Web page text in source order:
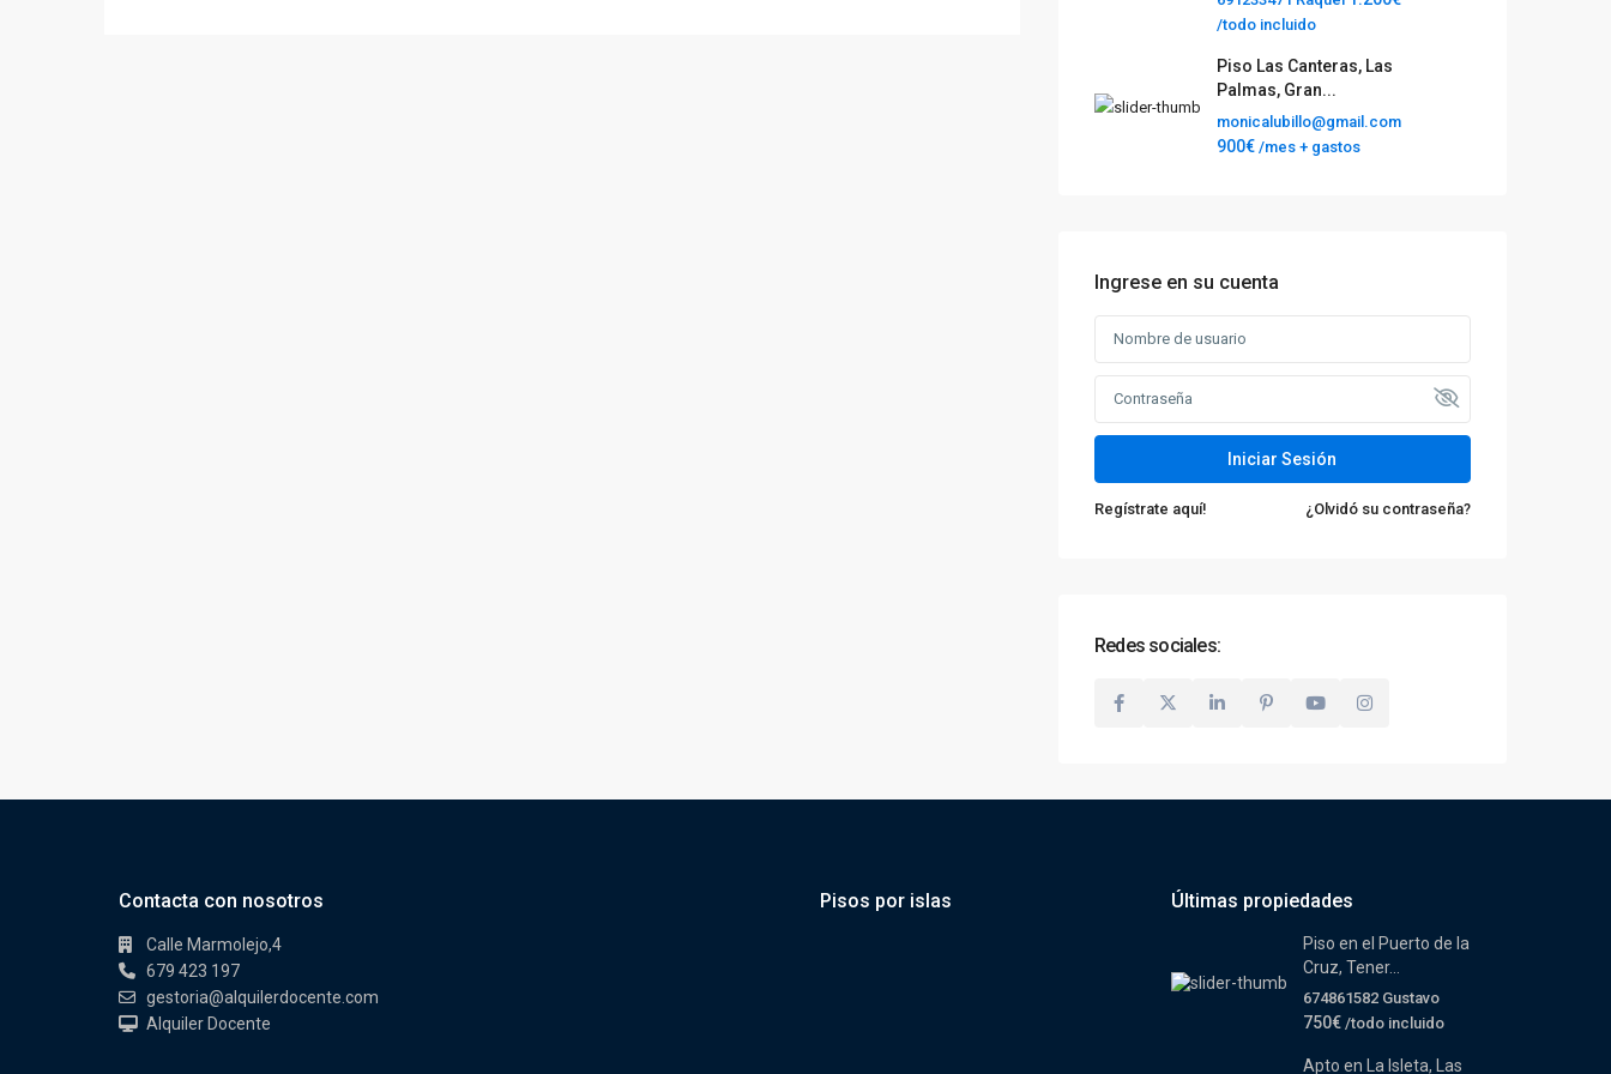
/todo incluido
Piso Las Canteras, Las
Palmas, Gran...
monicalubillo@gmail.com
900€ /mes + gastos
Ingrese en su cuenta
Iniciar Sesión
Regístrate aquí! ¿Olvidó su contraseña?
Redes sociales:
Contacta con nosotros
Calle Marmolejo,4
679 423 197
gestoria@alquilerdocente.com
Alquiler Docente
Pisos por islas Últimas propiedades
Piso en el Puerto de la
Cruz, Tener...
674861582 Gustavo
750€ /todo incluido
Apto en La Isleta, Las